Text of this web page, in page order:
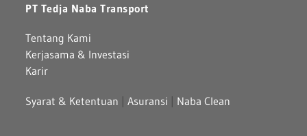
PT Tedja Naba Transport
Tentang Kami
Kerjasama & Investasi
Karir
Syarat & Ketentuan |Asuransi | Naba Clean